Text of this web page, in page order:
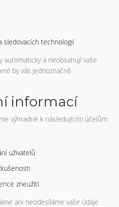
sledovacích technologií
automaticky a neobsahují vaše
by vás jednoznačně
informací
výhradně k následujícím účelům:
uživatelů
zneužití
ani neodesíláme vaše údaje